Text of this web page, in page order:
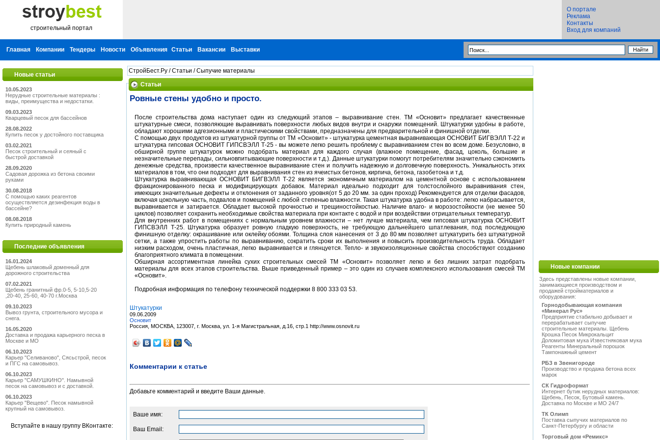
строительный портал
О портале
Реклама
Контакты
Вход для компаний
Главная Компании Тендеры Новости Объявления Статьи Вакансии Выставки
Новые статьи
10.05.2023
Нерудные строительные материалы :
виды, преимущества и недостатки.
09.03.2023
Кварцевый песок для бассейнов
28.08.2022
Купить песок у достойного поставщика
03.02.2021
Песок строительный и сеяный с
быстрой доставкой
28.09.2020
Садовая дорожка из бетона своими
руками
30.08.2018
С помощью каких реагентов
осуществляется дезинфекция воды в
бассейне?
08.08.2018
Купить природный камень
Последние объявления
16.01.2024
Щебень шлаковый доменный для
дорожного строительства
07.02.2021
Щебень гранитный фр.0-5, 5-10,5-20
,20-40, 25-60, 40-70 г.Москва
09.10.2023
Вывоз грунта, строительного мусора и
снега.
16.05.2020
Доставка и продажа карьерного песка в
Москве и МО
06.10.2023
Карьер "Селиваново", Сясьстрой, песок
и ПГС на самовывоз.
06.10.2023
Карьер "САМУШКИНО". Намывной
песок на самовывоз и с доставкой.
06.10.2023
Карьер "Вещево". Песок намывной
крупный на самовывоз.
Вступайте в нашу группу ВКонтакте:
СтройБест.Ру /Статьи /Сыпучие материалы
Статьи
Ровные стены удобно и просто.
После строительства дома наступает один из следующий этапов – выравнивание стен. ТМ «Основит» предлагает качественные
штукатурные смеси, позволяющие выравнивать поверхности любых видов внутри и снаружи помещений. Штукатурки удобны в работе,
обладают хорошими адгезионными и пластическими свойствами, предназначены для предварительной и финишной отделки.
С помощью двух продуктов из штукатурной группы от ТМ «Основит» - штукатурка цементная выравнивающая ОСНОВИТ БИГВЭЛЛ Т-22 и
штукатурка гипсовая ОСНОВИТ ГИПСВЭЛЛ Т-25 - вы можете легко решить проблему с выравниванием стен во всем доме. Безусловно, в
обширной группе штукатурок можно подобрать материал для каждого случая (влажное помещение, фасад, цоколь, большие и
незначительные перепады, сильновпитывающие поверхности и т.д.). Данные штукатурки помогут потребителям значительно сэкономить
денежные средства, произвести качественное выравнивание стен и получить надежную и долговечную поверхность. Уникальность этих
материалов в том, что они подходят для выравнивания стен из ячеистых бетонов, кирпича, бетона, газобетона и т.д.
Штукатурка выравнивающая ОСНОВИТ БИГВЭЛЛ Т-22 является экономичным материалом на цементной основе с использованием
фракционированного песка и модифицирующих добавок. Материал идеально подходит для толстослойного выравнивания стен,
имеющих значительные дефекты и отклонения от заданного уровня(от 5 до 20 мм. за один проход) Рекомендуется для отделки фасадов,
включая цокольную часть, подвалов и помещений с любой степенью влажности. Такая штукатурка удобна в работе: легко набрасывается,
выравнивается и затирается. Обладает высокой прочностью и трещиностойкостью. Наличие влаго- и морозостойкости (не менее 50
циклов) позволяет сохранить необходимые свойства материала при контакте с водой и при воздействии отрицательных температур.
Для внутренних работ в помещениях с нормальным уровнем влажности – нет лучше материала, чем гипсовая штукатурка ОСНОВИТ
ГИПСВЭЛЛ Т-25. Штукатурка образует ровную гладкую поверхность, не требующую дальнейшего шпатлевания, под последующую
финишную отделку: окрашивание или оклейку обоями. Толщина слоя нанесения от 3 до 80 мм позволяет штукатурить без штукатурной
сетки, а также упростить работы по выравниванию, сократить сроки их выполнения и повысить производительность труда. Обладает
низким расходом, очень пластичная, легко выравнивается и глянцуется. Тепло- и звукоизоляционные свойства способствуют созданию
благоприятного климата в помещении.
Обширная ассортиментная линейка сухих строительных смесей ТМ «Основит» позволяет легко и без лишних затрат подобрать
материалы для всех этапов строительства. Выше приведенный пример – это один из случаев комплексного использования смесей ТМ
«Основит».
Подробная информация по телефону технической поддержки 8 800 333 03 53.
Штукатурки
09.06.2009
Основит
Россия, МОСКВА, 123007, г. Москва, ул. 1-я Магистральная, д.16, стр.1 http://www.osnovit.ru
Комментарии к статье
Добавьте комментарий и введите Ваши данные.
Ваше имя:
Ваш Email:
Новые компании
Здесь представлены новые компании,
занимающиеся производством и
продажей стройматериалов и
оборудования:
Горнодобывающая компания
«Минерал Рус»
Предприятие стабильно добывает и
перерабатывает сыпучие
строительные материалы. Щебень
Крошка Песок Микрокальцит
Доломитовая мука Известняковая мука
Реагенты Минеральный порошок
Тампонажный цемент
РБЗ в Звенигороде
Производство и продажа бетона всех
марок
СК Гидроформат
Интернет бутик нерудных материалов:
Щебень, Песок, Бутовый камень.
Доставка по Москве и МО 24/7
ТК Олимп
Поставка сыпучих материалов по
Санкт-Петербургу и области
Торговый дом «Ремикс»